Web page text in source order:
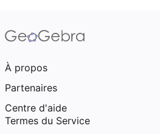
À propos
Partenaires
Centre d'aide
Termes du Service